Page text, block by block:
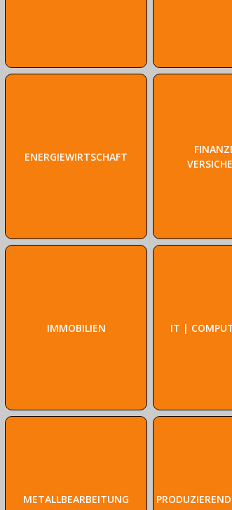
ENERGIEWIRTSCHAFT
IMMOBILIEN IT |
METALLBEARBEITUNG